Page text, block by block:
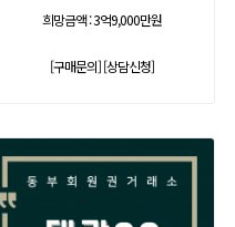
희망금액 :3억9,000만원
[구매문의][상담신청]